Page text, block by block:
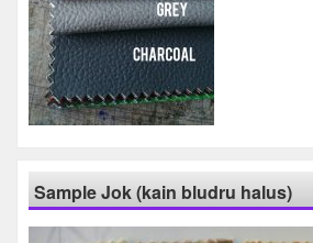
Sample Jok (kain bludru halus)